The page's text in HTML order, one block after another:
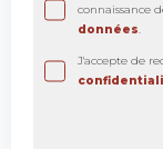
connaissance
données
J'accepte de